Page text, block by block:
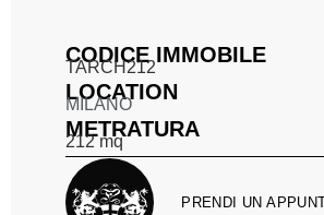
CODICE IMMOBILE
TARCH212
LOCATION
MILANO
METRATURA
212mq
PRENDI UN